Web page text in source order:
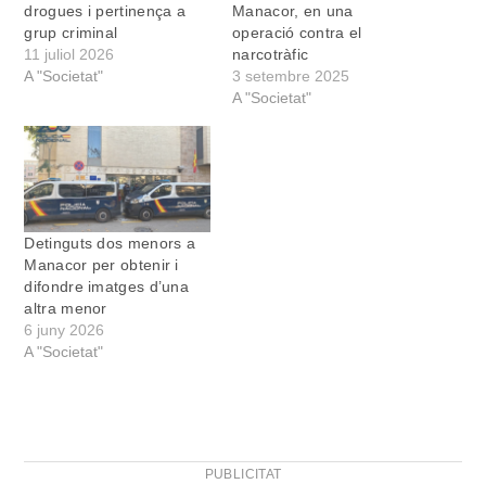
drogues i pertinença a
grup criminal
11 juliol 2026
A "Societat"
Manacor, en una
operació contra el
narcotràfic
3 setembre 2025
A "Societat"
Detinguts dos menors a
Manacor per obtenir i
difondre imatges d’una
altra menor
6 juny 2026
A "Societat"
PUBLICITAT